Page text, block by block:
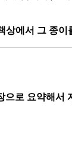
상에서 그 종이
으로 요약해서